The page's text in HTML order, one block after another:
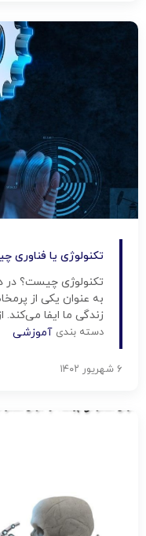
تکنولوژی یا فناوری
تکنولوژی چیست؟ در
به عنوان یکی از
زندگی ما ایفا می‌کند.
تکنولوژی اطرافمان
اقتصادی و فرهنگی
دسته بندی آموزشی
۶ شهریور ۱۴۰۲